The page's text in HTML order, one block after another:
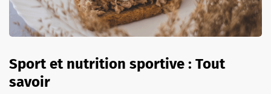
Sport et nutrition sportive : Tout
savoir